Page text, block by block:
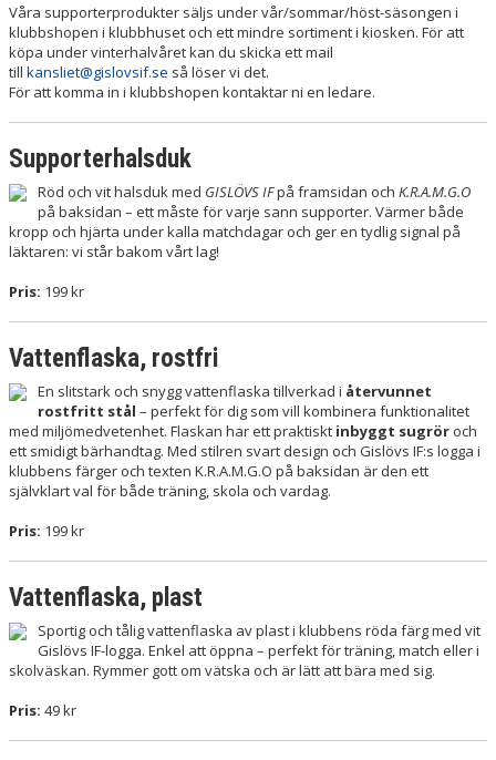
Våra supporterprodukter säljs under vår/sommar/höst-säsongen i
klubbshopen i klubbhuset och ett mindre sortiment i kiosken. För att
köpa under vinterhalvåret kan du skicka ett mail
till kansliet@gislovsif.se så löser vi det.
För att komma in i klubbshopen kontaktar ni en ledare.
Supporterhalsduk
Röd och vit halsduk med GISLÖVS IFpå framsidan och K.R.A.M.G.O
på baksidan – ett måste för varje sann supporter. Värmer både
kropp och hjärta under kalla matchdagar och ger en tydlig signal på
läktaren: vi står bakom vårt lag!
Pris: 199 kr
Vattenflaska, rostfri
En slitstark och snygg vattenflaska tillverkad i återvunnet
rostfritt stål – perfekt för dig som vill kombinera funktionalitet
med miljömedvetenhet. Flaskan har ett praktiskt inbyggt sugrör och
ett smidigt bärhandtag. Med stilren svart design och Gislövs IF:s logga i
klubbens färger och texten K.R.A.M.G.O på baksidan är den ett
självklart val för både träning, skola och vardag.
Pris: 199 kr
Vattenflaska, plast
Sportig och tålig vattenflaska av plast i klubbens röda färg med vit
Gislövs IF-logga. Enkel att öppna – perfekt för träning, match eller i
skolväskan. Rymmer gott om vätska och är lätt att bära med sig.
Pris: 49 kr